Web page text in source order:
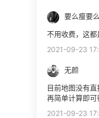
要么瘦要
不用收费，这
2021-09-23
无颜
目前地图没有
再简单计算即可
2021-09-23